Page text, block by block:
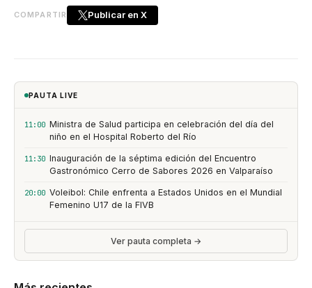
COMPARTIR Publicar en X
PAUTA LIVE
11:00 Ministra de Salud participa en celebración del día del
niño en el Hospital Roberto del Río
11:30 Inauguración de la séptima edición del Encuentro
Gastronómico Cerro de Sabores 2026 en Valparaíso
20:00 Voleibol: Chile enfrenta a Estados Unidos en el Mundial
Femenino U17 de la FIVB
Ver pauta completa →